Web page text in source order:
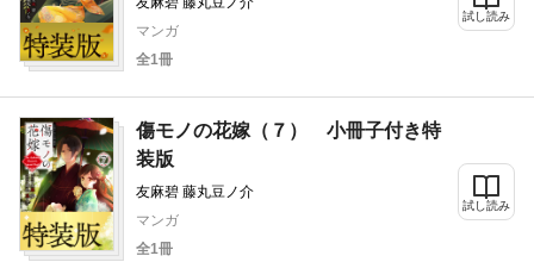
マンガ
全1冊
試し読み
傷モノの花嫁（７） 小冊子付き特
装版
友麻碧 藤丸豆ノ介
マンガ
全1冊
試し読み